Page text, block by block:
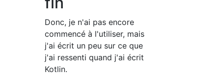
Donc, je n'ai pas encore
commencé à l'utiliser, mais
j'ai écrit un peu sur ce que
j'ai ressenti quand j'ai écrit
Kotlin.